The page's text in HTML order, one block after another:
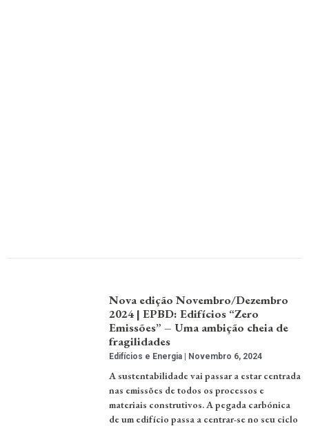
Nova edição Novembro/Dezembro
2024 | EPBD: Edifícios “Zero
Emissões” – Uma ambição cheia de
fragilidades
Edifícios e Energia Novembro 6, 2024
A sustentabilidade vai passar a estar centrada
nas emissões de todos os processos e
materiais construtivos. A pegada carbónica
de um edifício passa a centrar-se no seu ciclo